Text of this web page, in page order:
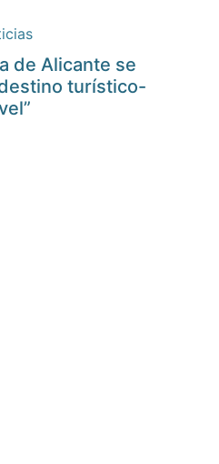
de Alicante se
turístico-